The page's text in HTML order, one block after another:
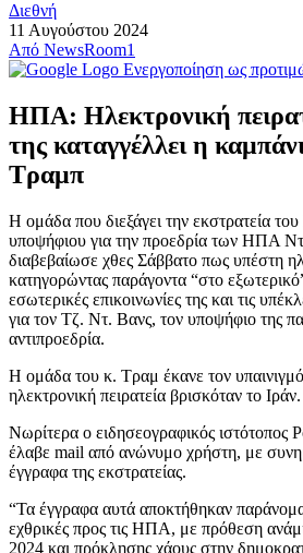
Διεθνή
11 Αυγούστου 2024
Από NewsRoom1
Ενεργοποίηση ως
ΗΠΑ: Ηλεκτρονική
της καταγγέλλει η
Τραμπ
Η ομάδα που διεξάγει την εκστρατεία
υποψήφιου για την προεδρία των ΗΠΑ
διαβεβαίωσε χθες Σάββατο πως υπέστη
κατηγορώντας παράγοντα “στο
εσωτερικές επικοινωνίες της και τις
για τον Τζ. Ντ. Βανς, τον υποψήφιο της
αντιπροεδρία.
Η ομάδα του κ. Τραμ έκανε τον
ηλεκτρονική πειρατεία βρισκόταν το Ιράν.
Νωρίτερα ο ειδησεογραφικός ιστότοπος
έλαβε mail από ανώνυμο χρήστη, με
έγγραφα της εκστρατείας.
“Τα έγγραφα αυτά αποκτήθηκαν
εχθρικές προς τις ΗΠΑ, με πρόθεση
2024 και πρόκλησης χάους στην